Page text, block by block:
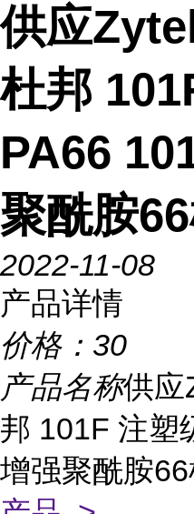
供应
杜邦
PA66
聚酰胺
2022-11-08
产品详情
价格： 30
产品名称供应
邦 101F 注塑
增强聚酰胺